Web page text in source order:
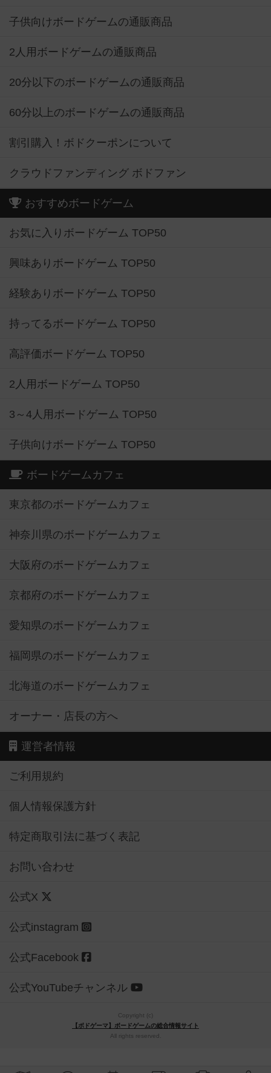
子供向けボードゲームの通販商品
2人用ボードゲームの通販商品
20分以下のボードゲームの通販商品
60分以上のボードゲームの通販商品
割引購入！ボドクーポンについて
クラウドファンディング ボドファン
おすすめボードゲーム
お気に入りボードゲーム TOP50
興味ありボードゲーム TOP50
経験ありボードゲーム TOP50
持ってるボードゲーム TOP50
高評価ボードゲーム TOP50
2人用ボードゲーム TOP50
3～4人用ボードゲーム TOP50
子供向けボードゲーム TOP50
ボードゲームカフェ
東京都のボードゲームカフェ
神奈川県のボードゲームカフェ
大阪府のボードゲームカフェ
京都府のボードゲームカフェ
愛知県のボードゲームカフェ
福岡県のボードゲームカフェ
北海道のボードゲームカフェ
オーナー・店長の方へ
運営者情報
ご利用規約
個人情報保護方針
特定商取引法に基づく表記
お問い合わせ
公式X
公式instagram
公式Facebook
公式YouTubeチャンネル
Copyright (c)
【ボドゲーマ】ボードゲームの総合情報サイト
All rights reserved.